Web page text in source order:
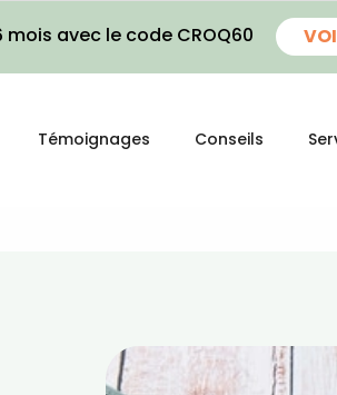
mois avec le code CROQ60
Témoignages Conseils